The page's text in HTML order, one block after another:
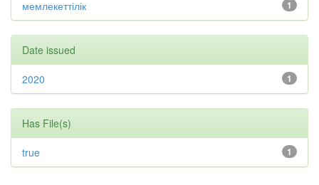
1
мемлекеттілік
Date issued
1
2020
Has File(s)
1
true